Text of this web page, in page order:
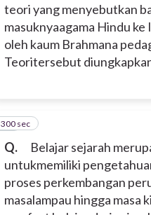
teori yang menyebutkan
masuknyaagama Hindu ke
oleh kaum Brahmana
Teoritersebut
Q.
Belajar sejarah
untukmemiliki
proses perkembangan
masalampau hingga masa
12
300 sec